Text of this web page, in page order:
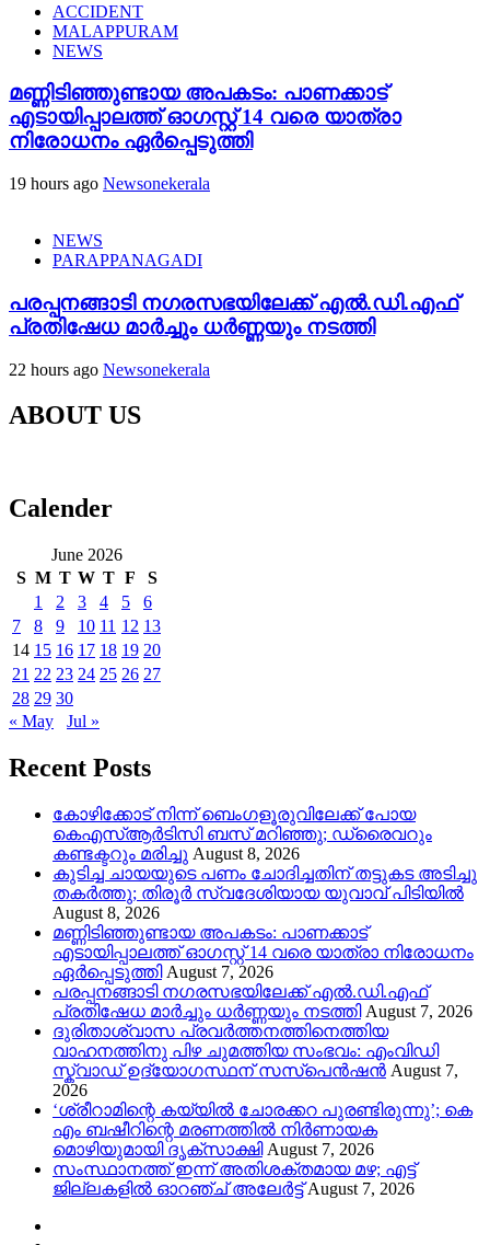
ACCIDENT
MALAPPURAM
NEWS
മണ്ണിടിഞ്ഞുണ്ടായ അപകടം: പാണക്കാട്
എടായിപ്പാലത്ത് ഓഗസ്റ്റ് 14 വരെ യാത്രാ
നിരോധനം ഏര്‍പ്പെടുത്തി
19 hours ago Newsonekerala
NEWS
PARAPPANAGADI
പരപ്പനങ്ങാടി നഗരസഭയിലേക്ക് എൽ.ഡി.എഫ്
പ്രതിഷേധ മാർച്ചും ധർണ്ണയും നടത്തി
22 hours ago Newsonekerala
ABOUT US
Calender
June 2026
S M T W T F
S
1
2 3 4 5
6
7
8 9 10 11 12 13
14 15 16 17 18 19 20
21 22 23 24 25 26 27
28 29 30
« May
Jul »
Recent Posts
കോഴിക്കോട് നിന്ന് ബെംഗളൂരുവിലേക്ക് പോയ
കെഎസ്ആർടിസി ബസ് മറിഞ്ഞു; ഡ്രൈവറും
കണ്ടക്ടറും മരിച്ചു August 8, 2026
കുടിച്ച ചായയുടെ പണം ചോദിച്ചതിന് തട്ടുകട അടിച്ചു
തകർത്തു; തിരൂർ സ്വദേശിയായ യുവാവ് പിടിയിൽ
August 8, 2026
മണ്ണിടിഞ്ഞുണ്ടായ അപകടം: പാണക്കാട്
എടായിപ്പാലത്ത് ഓഗസ്റ്റ് 14 വരെ യാത്രാ നിരോധനം
ഏര്‍പ്പെടുത്തി August 7, 2026
പരപ്പനങ്ങാടി നഗരസഭയിലേക്ക് എൽ.ഡി.എഫ്
പ്രതിഷേധ മാർച്ചും ധർണ്ണയും നടത്തി August 7, 2026
ദുരിതാശ്വാസ പ്രവർത്തനത്തിനെത്തിയ
വാഹനത്തിനു പിഴ ചുമത്തിയ സംഭവം: എംവിഡി
സ്ക്വാഡ് ഉദ്യോഗസ്ഥന് സസ്പെൻഷൻ August 7,
2026
‘ശ്രീറാമിന്റെ കയ്യിൽ ചോരക്കറ പുരണ്ടിരുന്നു’; കെ
എം ബഷീറിന്റെ മരണത്തിൽ നിർണായക
മൊഴിയുമായി ദൃക്‌സാക്ഷി August 7, 2026
സംസ്ഥാനത്ത് ഇന്ന് അതിശക്തമായ മഴ; എട്ട്
ജില്ലകളിൽ ഓറഞ്ച് അലേര്‍ട്ട് August 7, 2026